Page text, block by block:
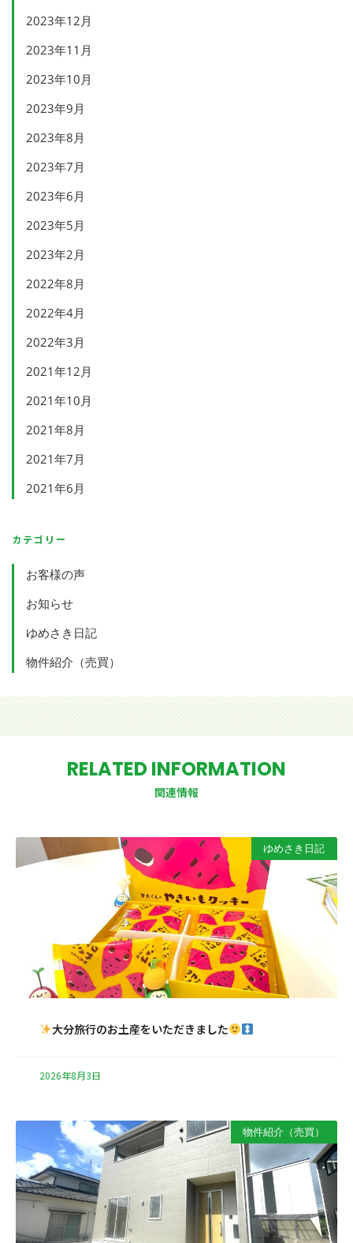
2023年12月
2023年11月
2023年10月
2023年9月
2023年8月
2023年7月
2023年6月
2023年5月
2023年2月
2022年8月
2022年4月
2022年3月
2021年12月
2021年10月
2021年8月
2021年7月
2021年6月
カテゴリー
お客様の声
お知らせ
ゆめさき日記
物件紹介（売買）
RELATED INFORMATION
関連情報
ゆめさき日記
大分旅行のお土産をいただきました
2026年8月3日
物件紹介（売買）